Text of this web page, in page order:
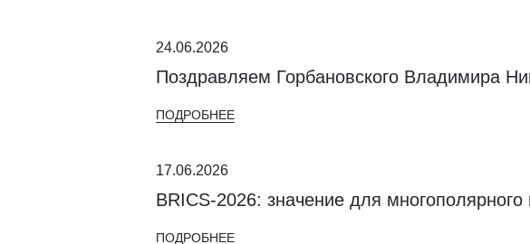
24.06.2026
Поздравляем Горбановского Владимира
ПОДРОБНЕЕ
17.06.2026
BRICS-2026: значение для
ПОДРОБНЕЕ